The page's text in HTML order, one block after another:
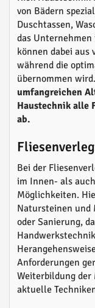
von Bädern
Duschtassen,
das
können dabei aus
während die
übernommen wird.
umfangreichen
Haustechnik alle
ab.
Bei der
im Innen- als
Möglichkeiten.
Natursteinen und
oder Sanierung,
Anforderungen
Weiterbildung
aktuelle